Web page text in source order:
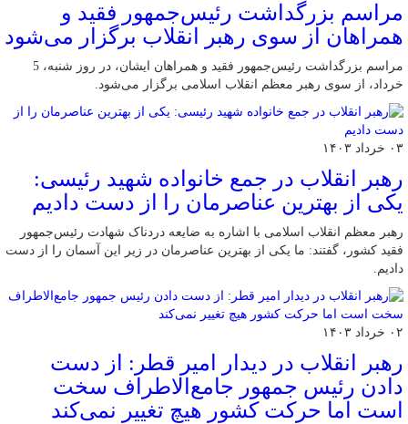
مراسم بزرگداشت رئیس‌جمهور فقید و
همراهان از سوی رهبر انقلاب برگزار می‌شود
مراسم بزرگداشت رئیس‌جمهور فقید و همراهان ایشان، در روز شنبه، 5
خرداد، از سوی رهبر معظم انقلاب اسلامی برگزار می‌شود.
۰۳ خرداد ۱۴۰۳
رهبر انقلاب در جمع خانواده شهید رئیسی:
یکی از بهترین عناصرمان را از دست دادیم
رهبر معظم انقلاب اسلامی با اشاره به ضایعه دردناک شهادت رئیس‌جمهور
فقید کشور، گفتند: ما یکی از بهترین عناصرمان در زیر این آسمان را از دست
دادیم.
۰۲ خرداد ۱۴۰۳
رهبر انقلاب در دیدار امیر قطر: از دست
دادن رئیس جمهور جامع‌الاطراف سخت
است اما حرکت کشور هیچ تغییر نمی‌‌کند